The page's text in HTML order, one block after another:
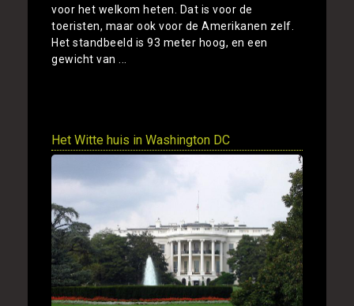
voor het welkom heten. Dat is voor de
toeristen, maar ook voor de Amerikanen zelf.
Het standbeeld is 93 meter hoog, en een
gewicht van ...
Het Witte huis in Washington DC